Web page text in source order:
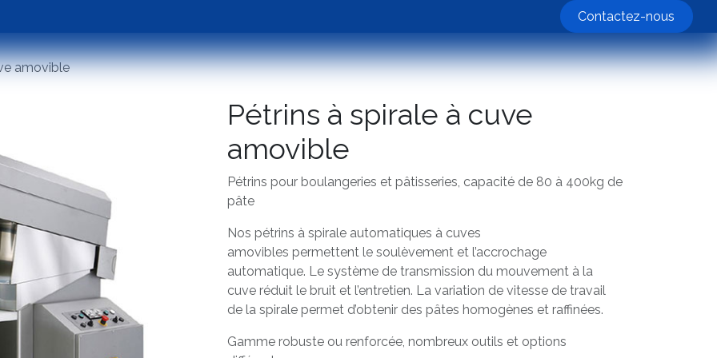
Contactez-nous
amovible
Pétrins à spirale à cuve
amovible
Pétrins pour boulangeries et pâtisseries, capacité de 80 à 400kg de
pâte
Nos pétrins à spirale automatiques à cuves
amovibles permettent le soulèvement et l’accrochage
automatique. Le système de transmission du mouvement à la
cuve réduit le bruit et l’entretien. La variation de vitesse de travail
de la spirale permet d’obtenir des pâtes homogènes et raffinées.
Gamme robuste ou renforcée, nombreux outils et options